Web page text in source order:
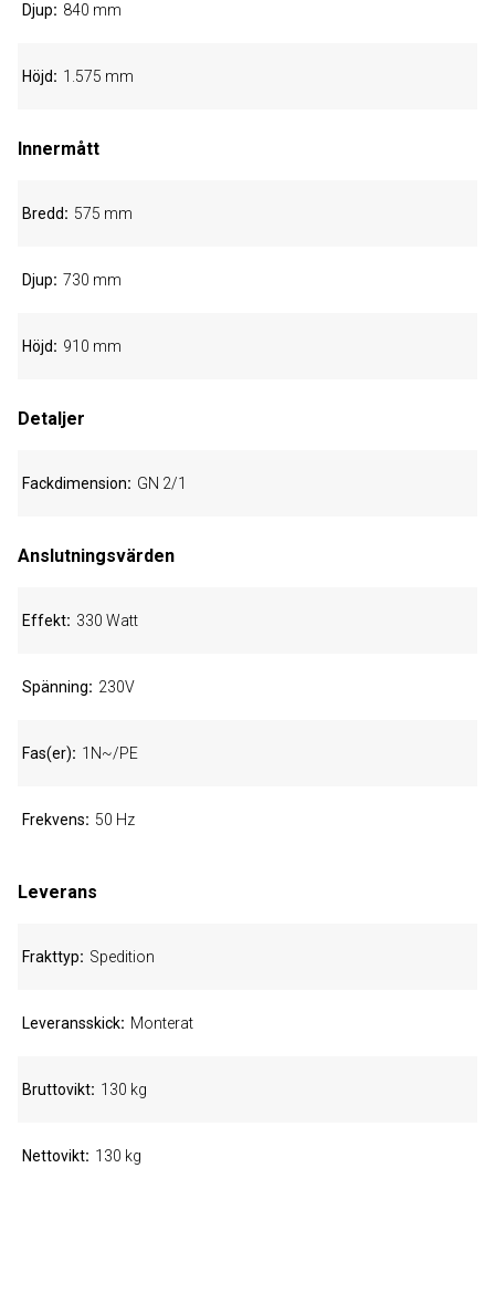
Djup 840 mm
Höjd 1.575 mm
Innermått
Bredd 575 mm
Djup 730 mm
Höjd 910 mm
Detaljer
Fackdimension GN 2/1
Anslutningsvärden
Effekt 330 Watt
Spänning 230V
Fas(er) 1N~/PE
Frekvens 50 Hz
Leverans
Frakttyp Spedition
Leveransskick Monterat
Bruttovikt 130 kg
Nettovikt 130 kg